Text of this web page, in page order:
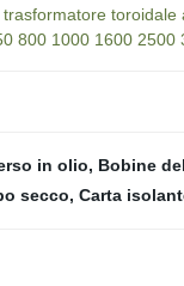
800 1000 1600 2500
in olio, Bobine
secco, Carta